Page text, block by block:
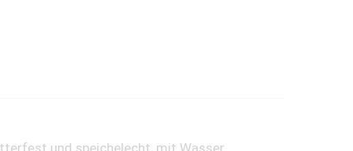
und speichelecht, mit Wasser